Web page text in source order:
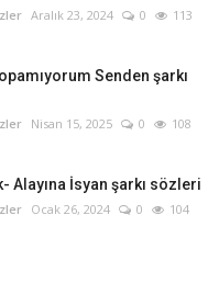
Aralık 23, 2024 0 113
Senden şarkı
Nisan 15, 2025 0 108
Alayına İsyan şarkı sözleri
Ocak 26, 2024 0 104